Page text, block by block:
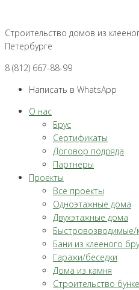
контенту
Строительство домов из
Петербурге
8 (812) 667-88-99
Написать в WhatsApp
О нас
Брус
Сертификаты
Договор подряда
Партнеры
Проекты
Все проекты
Одноэтажные дома
Двухэтажные дома
Быстровозводимые/
Бани из клееного
Гаражи/беседки
Дома из камня
Строительство